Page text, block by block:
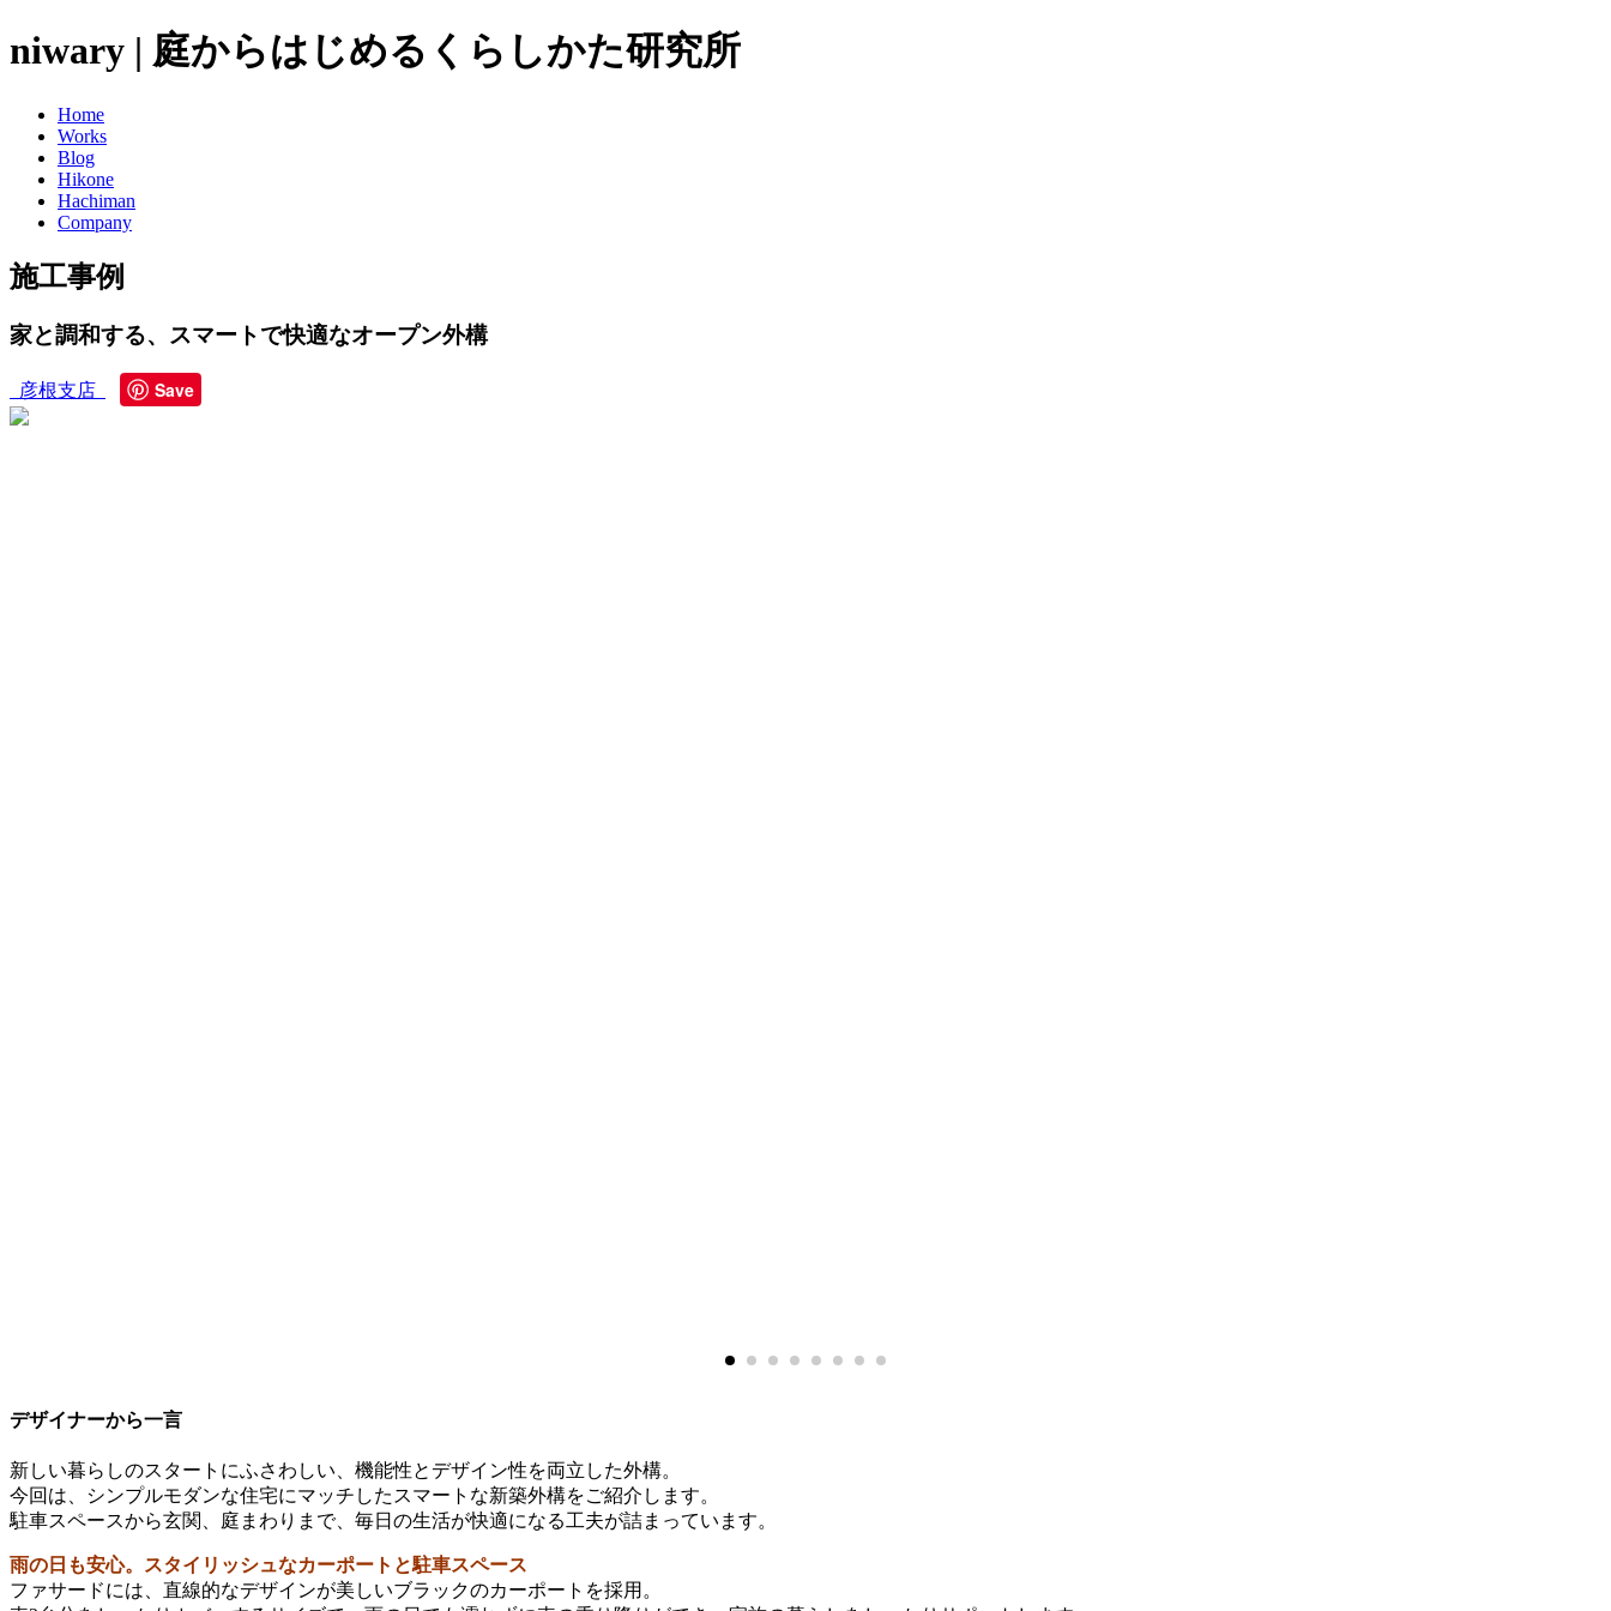
niwary | 庭からはじめるくらしかた研究所
Home
Works
Blog
Hikone
Hachiman
Company
施工事例
家と調和する、スマートで快適なオープン外構
彦根支店 Save
デザイナーから一言
新しい暮らしのスタートにふさわしい、機能性とデザイン性を両立した外構。
今回は、シンプルモダンな住宅にマッチしたスマートな新築外構をご紹介します。
駐車スペースから玄関、庭まわりまで、毎日の生活が快適になる工夫が詰まっています。
雨の日も安心。スタイリッシュなカーポートと駐車スペース
ファサードには、直線的なデザインが美しいブラックのカーポートを採用。